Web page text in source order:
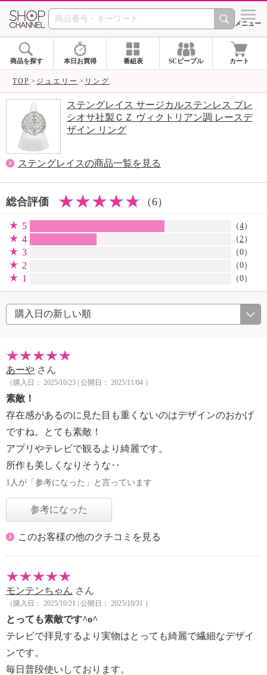
SHOP CHANNEL シメニュー
商品を探す 本日お買得 番組表 SCピープル カート
TOP ジュエリー リング
ステングレイス サージカルステンレス プレ
シオサ社製ＣＺ ヴィクトリアン調 レースデ
ザイン リング
ステングレイスの商品一覧を見る
総合評価 （6）
5 （4）
4 （2）
3 （0）
2 （0）
1 （0）
あーや さん
（購入日： 2025/10/23 | 公開日： 2025/11/04 ）
素敵！
存在感があるのに見た目も重くないのはデザインのおかげ
ですね。とても素敵！
アプリやテレビで観るより綺麗です。
所作も美しくなりそうな‥
1人が「参考になった」と言っています
参考になった
このお客様の他のクチコミを見る
モンテンちゃん さん
（購入日： 2025/10/21 | 公開日： 2025/10/31 ）
とっても素敵です^o^
テレビで拝見するより実物はとっても綺麗で繊細なデザイ
ンです。
毎日普段使いしております。